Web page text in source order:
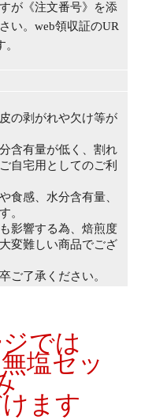
が《注文番号》を添
い。web領収証のUR
の剥がれや欠け等が
含有量が低く、割れ
自宅用としてのご利
食感、水分含有量、
。
影響する為、焙煎度
変難しい商品でござ
ご了承ください。
では
無塩セッ
ます